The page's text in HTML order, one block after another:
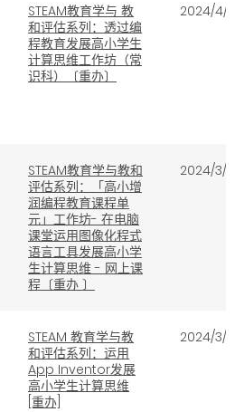
STEAM教育学与 教
和评估系列：透过编
程教育发展高小学生
计算思维工作坊（常
识科）〔重办〕
2024/4/16
STEAM教育学与教和
评估系列：「高小增
润编程教育课程单
元」工作坊- 在电脑
课堂运用图像化程式
语言工具发展高小学
生计算思维- 网上课
程〔重办 〕
2024/3/22
STEAM 教育学与教
和评估系列：运用
App Inventor发展
高小学生计算思维
[重办]
2024/3/19